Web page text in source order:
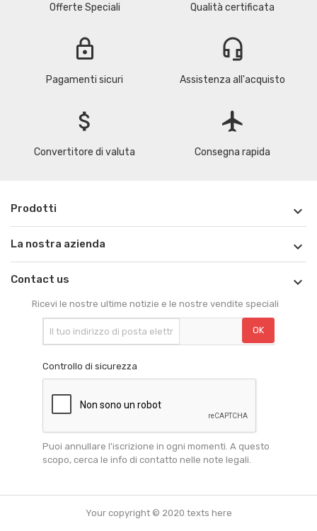
Offerte Speciali Qualità certificata
lock
Pagamenti sicuri
headset_mic
Assistenza all'acquisto
attach_money
Convertitore di valuta
flight
Consegna rapida
Prodotti 
La nostra azienda 
Contact us 
Ricevi le nostre ultime notizie e le nostre vendite speciali
Controllo di sicurezza
Puoi annullare l'iscrizione in ogni momenti. A questo
scopo, cerca le info di contatto nelle note legali.
Your copyright © 2020 texts here